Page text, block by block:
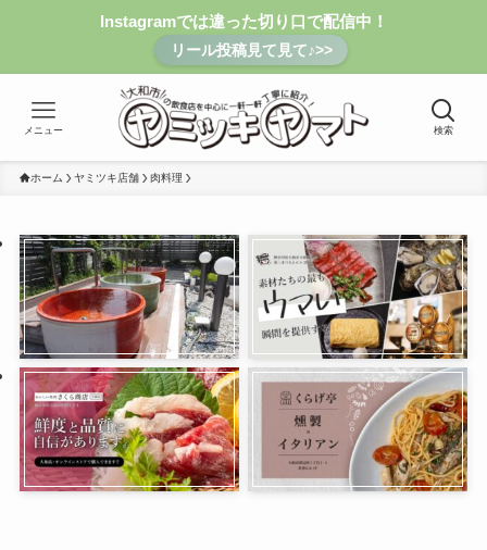
Instagramでは違った切り口で配信中！
リール投稿見て見て♪>>
検索
メニュー
ホーム ヤミツキ店舗 肉料理